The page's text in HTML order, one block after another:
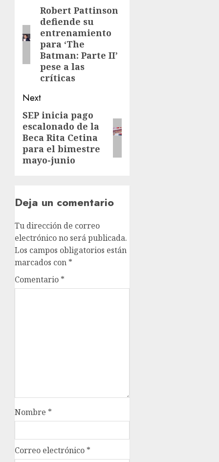
Robert Pattinson
defiende su
entrenamiento
para ‘The
Batman: Parte II’
pese a las
críticas
Next
SEP inicia pago
escalonado de la
Beca Rita Cetina
para el bimestre
mayo-junio
Deja un comentario
Tu dirección de correo
electrónico no será publicada.
Los campos obligatorios están
marcados con *
Comentario *
Nombre *
Correo electrónico *